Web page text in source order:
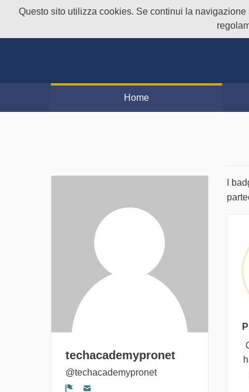
Questo sito utilizza cookies. Se continui la
Home
techacademypronet
@techacademypronet
I